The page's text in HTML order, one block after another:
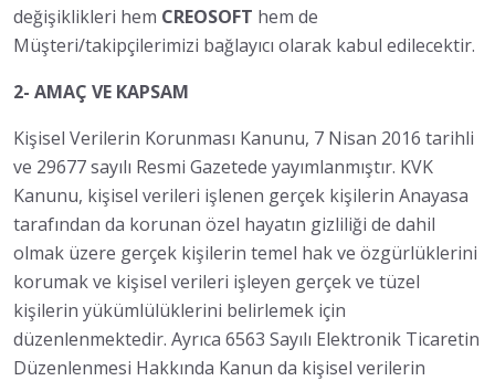
değişiklikleri hem CREOSOFT hem de
Müşteri/takipçilerimizi bağlayıcı olarak kabul edilecektir.
2- AMAÇ VE KAPSAM
Kişisel Verilerin Korunması Kanunu, 7 Nisan 2016 tarihli
ve 29677 sayılı Resmi Gazetede yayımlanmıştır. KVK
Kanunu, kişisel verileri işlenen gerçek kişilerin Anayasa
tarafından da korunan özel hayatın gizliliği de dahil
olmak üzere gerçek kişilerin temel hak ve özgürlüklerini
korumak ve kişisel verileri işleyen gerçek ve tüzel
kişilerin yükümlülüklerini belirlemek için
düzenlenmektedir. Ayrıca 6563 Sayılı Elektronik Ticaretin
Düzenlenmesi Hakkında Kanun da kişisel verilerin